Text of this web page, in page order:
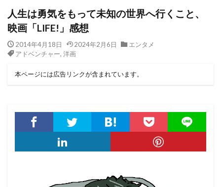
人生は勇気をもって未知の世界へ行くこと、
映画「LIFE!」感想
2014年4月18日 2024年2月6日
エンタメ
アドベンチャー, 洋画
本ページには広告リンクが含まれています。